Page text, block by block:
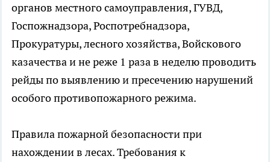
органов местного самоуправления, ГУВД,
Госпожнадзора, Роспотребнадзора,
Прокуратуры, лесного хозяйства, Войскового
казачества и не реже 1 раза в неделю проводить
рейды по выявлению и пресечению нарушений
особого противопожарного режима.
Правила пожарной безопасности при
нахождении в лесах. Требования к